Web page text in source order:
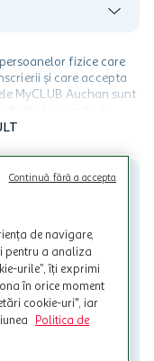
fizice care
și care accepta
MyCLUB Auchan sunt
se acorda in
in perioada promotiei.
de Auchan si
sau pentru alte
si Conditii. Auchan
Cardului in perioada in
utilizarea al Cardului.
de navigare,
pentru a analiza
urile”, îți exprimi
în orice moment
cookie-uri", iar
Politica de
Continuă fără a accepta